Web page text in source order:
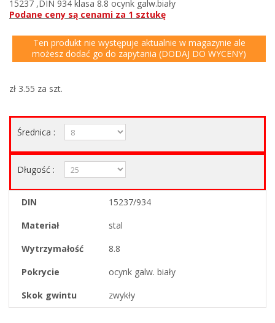
15237 ,DIN 934 klasa 8.8 ocynk galw.biały
Podane ceny są cenami za 1 sztukę
Ten produkt nie występuje aktualnie w magazynie ale
możesz dodać go do zapytania (DODAJ DO WYCENY)
zł 3.55 za szt.
Średnica :
Długość :
DIN
15237/934
Materiał
stal
Wytrzymałość
8.8
Pokrycie
ocynk galw. biały
Skok gwintu
zwykły